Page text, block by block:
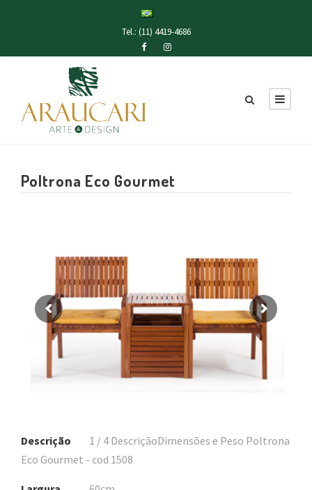
Tel.: (11) 4419-4686
Poltrona Eco Gourmet
Descrição
1 / 4 DescriçãoDimensões e Peso Poltrona
Eco Gourmet - cod 1508